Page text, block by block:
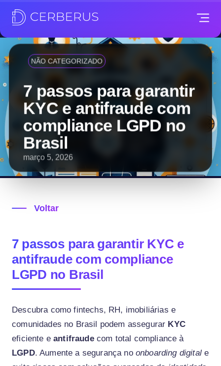
NÃO CATEGORIZADO
7 passos para garantir
KYC e antifraude com
compliance LGPD no
Brasil
março 5, 2026
Voltar
7 passos para garantir KYC e
antifraude com compliance
LGPD no Brasil
Descubra como fintechs, RH, imobiliárias e
comunidades no Brasil podem assegurar KYC
eficiente eantifraudecom total compliance à
LGPD. Aumente a segurança no onboarding digital e